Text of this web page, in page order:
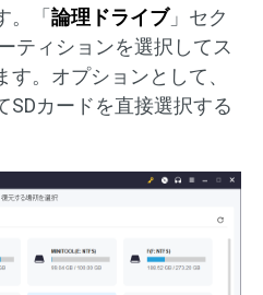
。「 論理ドライブ」セク
ティションを選択してス
。オプションとして、
SDカードを直接選択する